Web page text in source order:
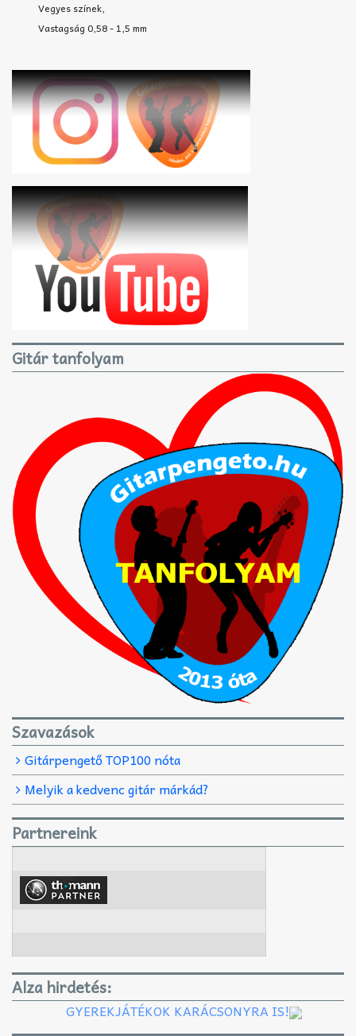
Vegyes színek,
Vastagság 0,58 - 1,5 mm
Gitár tanfolyam
Szavazások
Gitárpengető TOP100 nóta
Melyik a kedvenc gitár márkád?
Partnereink
Alza hirdetés:
GYEREKJÁTÉKOK KARÁCSONYRA IS!